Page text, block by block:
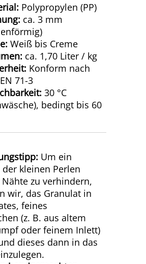
Polypropylen (PP)
ca. 3 mm
Weiß bis Creme
ca. 1,70 Liter / kg
Konform nach
71-3
30 °C
bedingt bis 60
Um ein
kleinen Perlen
zu verhindern,
wir, das Granulat in
feines
(z. B. aus altem
oder feinem Inlett)
dieses dann in das